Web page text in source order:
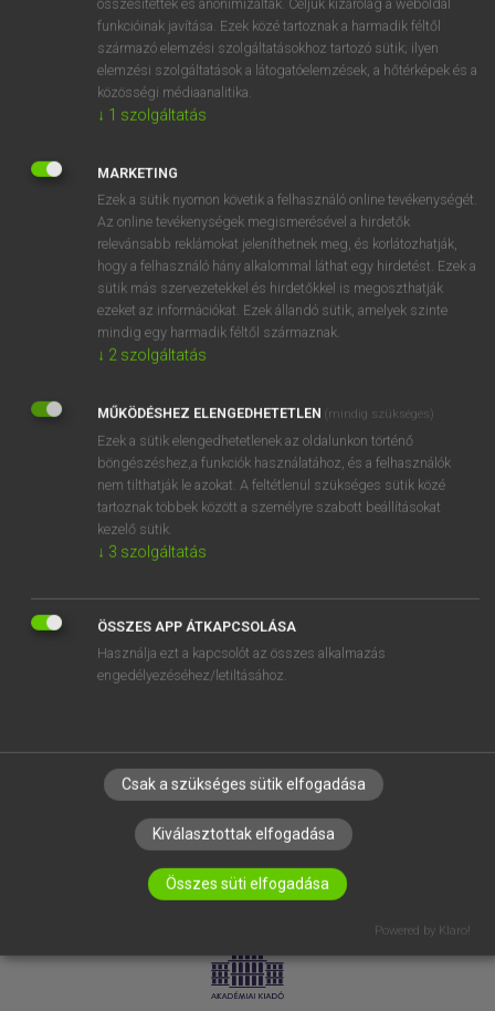
OOOOPS!
SZOTAR.NET APPLIKÁCIÓ
MICROSOFT OFFICE BŐVÍTMÉNY
BEÉPÜLŐ SZÓTÁRMODUL
ONLINE NYELVVIZSGA
EGYÉNI FELHASZNÁLÓKNAK
TANULÓKNAK
OKTATÁSI INTÉZMÉNYEKNEK
VÁLLALATI MEGOLDÁSOK
RÓLUNK
ELÉRHETŐSÉG
SÜTI BEÁLLÍTÁSOK
LICENCSZERZŐDÉS ADATVÉDELEM
összesítettek és anonimizáltak. Céljuk kizárólag a weboldal
funkcióinak javítása. Ezek közé tartoznak a harmadik féltől
származó elemzési szolgáltatásokhoz tartozó sütik; ilyen
elemzési szolgáltatások a látogatóelemzések, a hőtérképek és a
közösségi médiaanalitika.
↓ 1 szolgáltatás
MARKETING
Ezek a sütik nyomon követik a felhasználó online tevékenységét.
Az online tevékenységek megismerésével a hirdetők
relevánsabb reklámokat jeleníthetnek meg, és korlátozhatják,
hogy a felhasználó hány alkalommal láthat egy hirdetést. Ezek a
sütik más szervezetekkel és hirdetőkkel is megoszthatják
ezeket az információkat. Ezek állandó sütik, amelyek szinte
mindig egy harmadik féltől származnak.
↓ 2 szolgáltatás
MŰKÖDÉSHEZ ELENGEDHETETLEN (mindig szükséges)
Ezek a sütik elengedhetetlenek az oldalunkon történő
böngészéshez,a funkciók használatához, és a felhasználók
nem tilthatják le azokat. A feltétlenül szükséges sütik közé
tartoznak többek között a személyre szabott beállításokat
kezelő sütik.
↓ 3 szolgáltatás
ÖSSZES APP ÁTKAPCSOLÁSA
Használja ezt a kapcsolót az összes alkalmazás
engedélyezéséhez/letiltásához.
Csak a szükséges sütik elfogadása
Kiválasztottak elfogadása
Összes süti elfogadása
Powered by Klaro!